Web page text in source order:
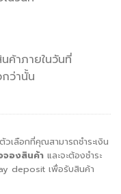
ค้าภายในวันที่
กว่านั้น
ลือกที่คุณสามารถชำระเงิน
จองสินค้า และจะต้องชำระ
deposit เพื่อรับสินค้า